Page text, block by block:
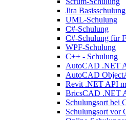
Jira Basisschulung
UML-Schulung
C#-Schulung
C#-Schulung für
WPF-Schulung
C++ - Schulung
AutoCAD .NET
AutoCAD
Revit .NET API
BricsCAD .NET
Schulungsort bei
Schulungsort vor